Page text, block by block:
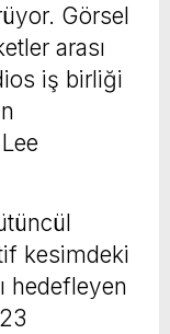
Görsel
arası
iş birliği
kesimdeki
hedefleyen